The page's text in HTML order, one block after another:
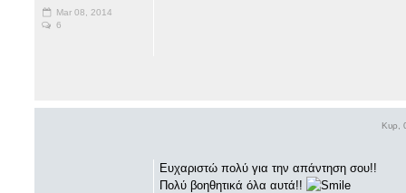
Mar 08, 2014
6
Κυρ,
Ευχαριστώ πολύ για την απάντηση σου!!
Πολύ βοηθητικά όλα αυτά!!